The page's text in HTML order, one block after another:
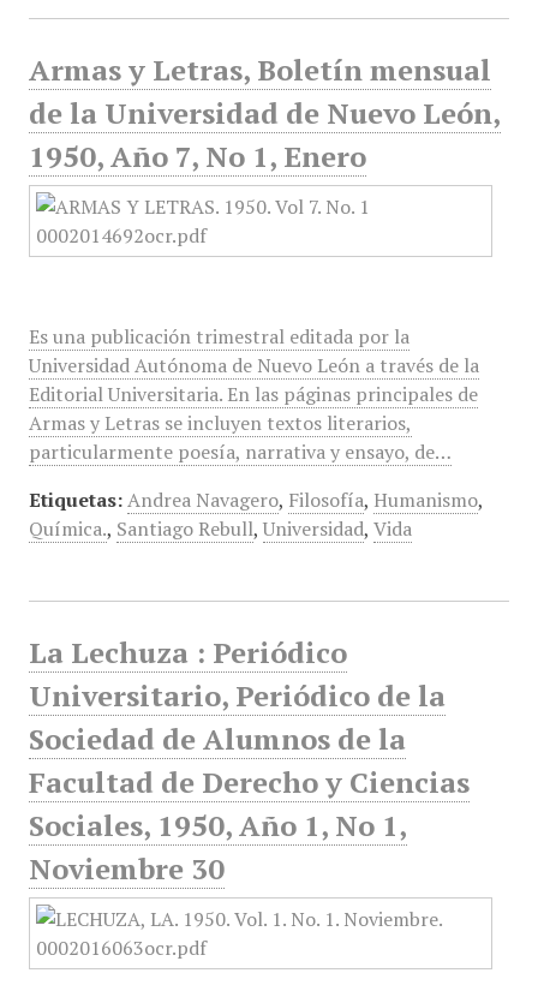
Armas y Letras, Boletín mensual
de la Universidad de Nuevo León,
1950, Año 7, No 1, Enero
Es una publicación trimestral editada por la
Universidad Autónoma de Nuevo León a través de la
Editorial Universitaria. En las páginas principales de
Armas y Letras se incluyen textos literarios,
particularmente poesía, narrativa y ensayo, de…
Etiquetas: Andrea Navagero, Filosofía, Humanismo,
Química., Santiago Rebull, Universidad, Vida
La Lechuza : Periódico
Universitario, Periódico de la
Sociedad de Alumnos de la
Facultad de Derecho y Ciencias
Sociales, 1950, Año 1, No 1,
Noviembre 30